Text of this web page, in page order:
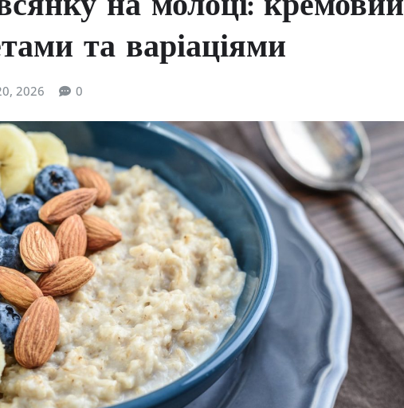
на молоці: кремовий
та варіаціями
2026 0